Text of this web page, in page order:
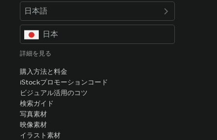
日本語
日本
詳細を見る
購入方法と料金
iStockプロモーションコード
ビジュアル活用のコツ
検索ガイド
写真素材
映像素材
イラスト素材